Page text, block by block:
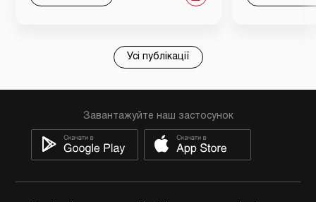
Усі публікації
Завантажуйте наш застосунок